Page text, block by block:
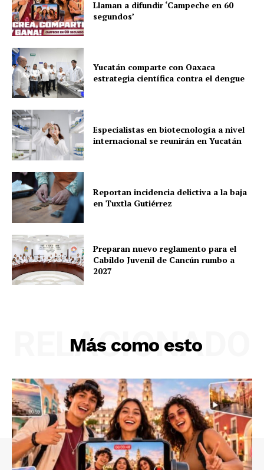
Llaman a difundir ‘Campeche en 60
segundos’
Yucatán comparte con Oaxaca
estrategia científica contra el dengue
Especialistas en biotecnología a nivel
internacional se reunirán en Yucatán
Reportan incidencia delictiva a la baja
en Tuxtla Gutiérrez
Preparan nuevo reglamento para el
Cabildo Juvenil de Cancún rumbo a
2027
Más como esto
RELACIONADO